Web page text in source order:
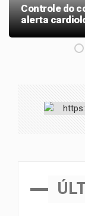
Controle do
alerta